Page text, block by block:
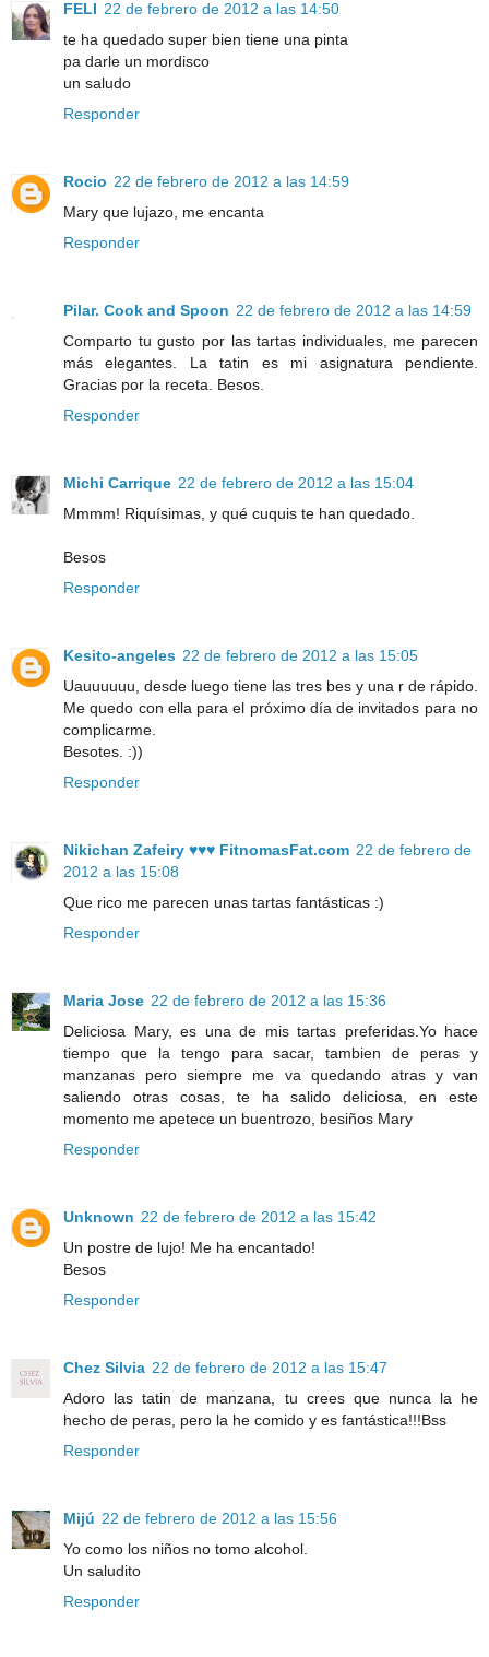
FELI 22 de febrero de 2012 a las 14:50
te ha quedado super bien tiene una pinta
pa darle un mordisco
un saludo
Responder
Rocio 22 de febrero de 2012 a las 14:59
Mary que lujazo, me encanta
Responder
Pilar. Cook and Spoon 22 de febrero de 2012 a las 14:59
Comparto tu gusto por las tartas individuales, me parecen
más elegantes. La tatin es mi asignatura pendiente.
Gracias por la receta. Besos.
Responder
Michi Carrique 22 de febrero de 2012 a las 15:04
Mmmm! Riquísimas, y qué cuquis te han quedado.
Besos
Responder
Kesito-angeles 22 de febrero de 2012 a las 15:05
Uauuuuuu, desde luego tiene las tres bes y una r de rápido.
Me quedo con ella para el próximo día de invitados para no
complicarme.
Besotes. :))
Responder
Nikichan Zafeiry ♥♥♥ FitnomasFat.com 22 de febrero de
2012 a las 15:08
Que rico me parecen unas tartas fantásticas :)
Responder
Maria Jose 22 de febrero de 2012 a las 15:36
Deliciosa Mary, es una de mis tartas preferidas.Yo hace
tiempo que la tengo para sacar, tambien de peras y
manzanas pero siempre me va quedando atras y van
saliendo otras cosas, te ha salido deliciosa, en este
momento me apetece un buentrozo, besiños Mary
Responder
Unknown 22 de febrero de 2012 a las 15:42
Un postre de lujo! Me ha encantado!
Besos
Responder
Chez Silvia 22 de febrero de 2012 a las 15:47
Adoro las tatin de manzana, tu crees que nunca la he
hecho de peras, pero la he comido y es fantástica!!!Bss
Responder
Mijú 22 de febrero de 2012 a las 15:56
Yo como los niños no tomo alcohol.
Un saludito
Responder